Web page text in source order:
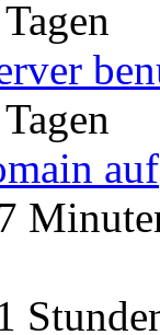
auf